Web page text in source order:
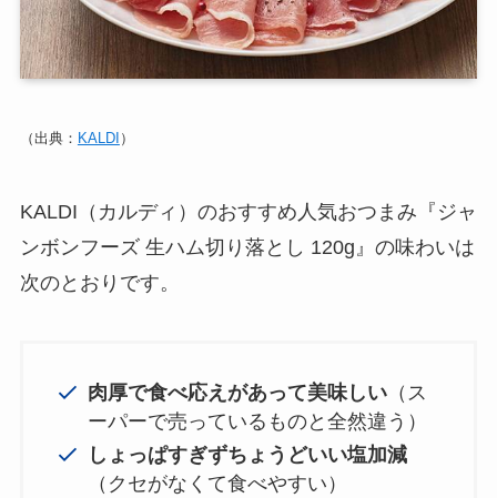
（出典： KALDI ）
KALDI（カルディ）のおすすめ人気おつまみ『ジャ
ンボンフーズ 生ハム切り落とし 120g』の味わいは
次のとおりです。
肉厚で食べ応えがあって美味しい （ス
ーパーで売っているものと全然違う）
しょっぱすぎずちょうどいい塩加減
（クセがなくて食べやすい）